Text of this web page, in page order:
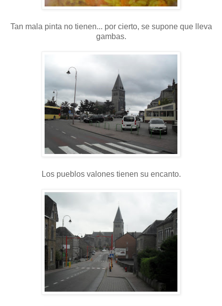
Tan mala pinta no tienen... por cierto, se supone que lleva
gambas.
Los pueblos valones tienen su encanto.